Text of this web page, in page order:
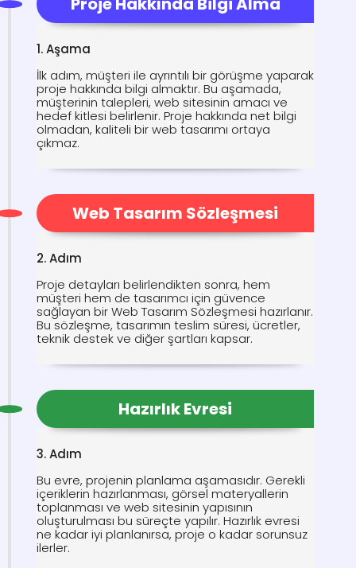
1. Aşama
İlk adım, müşteri ile ayrıntılı bir görüşme yaparak
proje hakkında bilgi almaktır. Bu aşamada,
müşterinin talepleri, web sitesinin amacı ve
hedef kitlesi belirlenir. Proje hakkında net bilgi
olmadan, kaliteli bir web tasarımı ortaya
çıkmaz.
Web Tasarım Sözleşmesi
2. Adım
Proje detayları belirlendikten sonra, hem
müşteri hem de tasarımcı için güvence
sağlayan bir Web Tasarım Sözleşmesi hazırlanır.
Bu sözleşme, tasarımın teslim süresi, ücretler,
teknik destek ve diğer şartları kapsar.
Hazırlık Evresi
3. Adım
Bu evre, projenin planlama aşamasıdır. Gerekli
içeriklerin hazırlanması, görsel materyallerin
toplanması ve web sitesinin yapısının
oluşturulması bu süreçte yapılır. Hazırlık evresi
ne kadar iyi planlanırsa, proje o kadar sorunsuz
ilerler.